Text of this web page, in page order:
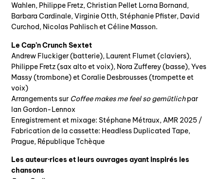
Wahlen, Philippe Fretz, Christian Pellet Lorna Bornand,
Barbara Cardinale, Virginie Otth, Stéphanie Pfister, David
Curchod, Nicolas Pahlisch et Céline Masson.
Le Cap’n Crunch Sextet
Andrew Fluckiger (batterie), Laurent Flumet (claviers),
Philippe Fretz (sax alto et voix), Nora Zufferey (basse), Yves
Massy (trombone) et Coralie Desbrousses (trompette et
voix)
Arrangements sur Coffee makes me feel so gemütlichpar
Ian Gordon-Lennox
Enregistrement et mixage: Stéphane Métraux, AMR 2025 /
Fabrication de la cassette: Headless Duplicated Tape,
Prague, République Tchèque
Les auteur·rices et leurs ouvrages ayant inspirés les
chansons